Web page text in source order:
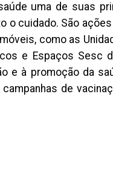
uma de suas
o cuidado. São
como as
e Espaços Sesc
e à promoção da
de